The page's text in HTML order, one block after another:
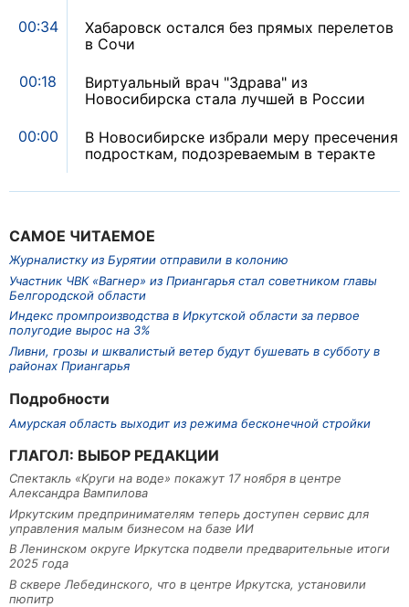
САМОЕ ЧИТАЕМОЕ
Журналистку из Бурятии отправили в колонию
Участник ЧВК «Вагнер» из Приангарья стал советником главы
Белгородской области
Индекс промпроизводства в Иркутской области за первое
полугодие вырос на 3%
Ливни, грозы и шквалистый ветер будут бушевать в субботу в
районах Приангарья
Подробности
Амурская область выходит из режима бесконечной стройки
ГЛАГОЛ: ВЫБОР РЕДАКЦИИ
Спектакль «Круги на воде» покажут 17 ноября в центре
Александра Вампилова
Иркутским предпринимателям теперь доступен сервис для
управления малым бизнесом на базе ИИ
В Ленинском округе Иркутска подвели предварительные итоги
2025 года
В сквере Лебединского, что в центре Иркутска, установили
пюпитр
00:34
Хабаровск остался без прямых перелетов
в Сочи
00:18
Виртуальный врач "Здрава" из
Новосибирска стала лучшей в России
00:00
В Новосибирске избрали меру пресечения
подросткам, подозреваемым в теракте